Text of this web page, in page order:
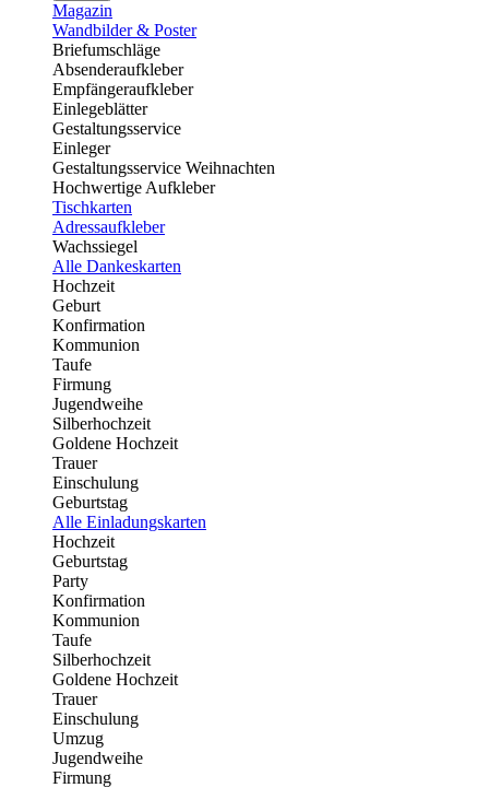
Magazin
Wandbilder & Poster
Briefumschläge
Absenderaufkleber
Empfängeraufkleber
Einlegeblätter
Gestaltungsservice
Einleger
Gestaltungsservice Weihnachten
Hochwertige Aufkleber
Tischkarten
Adressaufkleber
Wachssiegel
Alle Dankeskarten
Hochzeit
Geburt
Konfirmation
Kommunion
Taufe
Firmung
Jugendweihe
Silberhochzeit
Goldene Hochzeit
Trauer
Einschulung
Geburtstag
Alle Einladungskarten
Hochzeit
Geburtstag
Party
Konfirmation
Kommunion
Taufe
Silberhochzeit
Goldene Hochzeit
Trauer
Einschulung
Umzug
Jugendweihe
Firmung